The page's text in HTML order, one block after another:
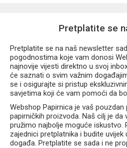
Pretplatite se
Pretplatite se na naš newsletter
pogodnostima koje vam donosi
najnovije vijesti direktno u svoj
će saznati o svim važnim
se i osigurajte si pristup
savjetima koji će vam pomoći da
Webshop Papirnica je vaš
papirničkih proizvoda. Naš cilj je da
pružimo najbolje moguće iskustvo.
zajednici pretplatnika i budite
događa. Pretplatite se sada i ne